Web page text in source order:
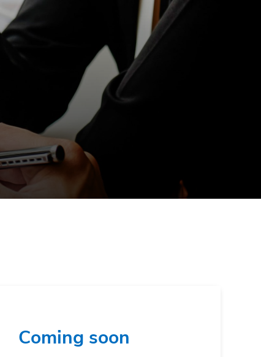
Coming soon